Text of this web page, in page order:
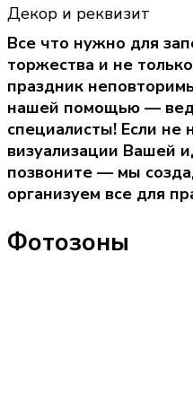
Декор и реквизит
Все что нужно для
торжества и не
праздник
нашей помощью —
специалисты! Если не
визуализации Вашей
позвоните — мы
организуем все для
Фотозоны